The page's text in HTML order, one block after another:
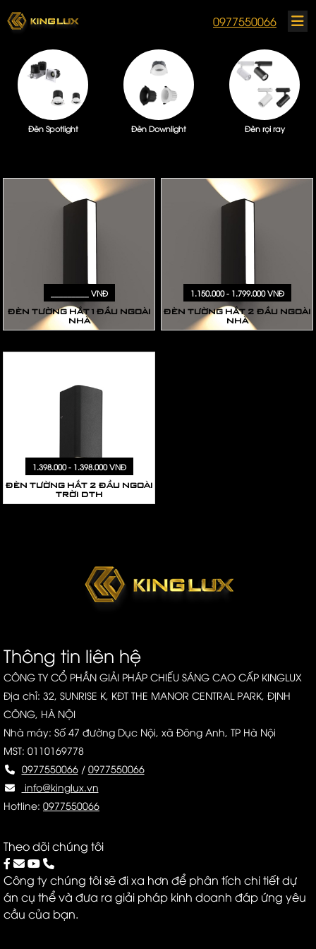
0977550066
Đèn Spotlight Đèn Downlight Đèn rọi ray
_________ VNĐ
ĐÈN TƯỜNG HẮT 1 ĐẦU NGOÀI
NHÀ
1.150.000 - 1.799.000 VNĐ
ĐÈN TƯỜNG HẮT 2 ĐẦU NGOÀI
NHÀ
1.398.000 - 1.398.000 VNĐ
ĐÈN TƯỜNG HẮT 2 ĐẦU NGOÀI
TRỜI DTH
Thông tin liên hệ
CÔNG TY CỔ PHẦN GIẢI PHÁP CHIẾU SÁNG CAO CẤP KINGLUX
Địa chỉ: 32, SUNRISE K, KĐT THE MANOR CENTRAL PARK, ĐỊNH
CÔNG, HÀ NỘI
Nhà máy: Số 47 đường Dục Nội, xã Đông Anh, TP Hà Nội
MST: 0110169778
0977550066/ 0977550066
info@kinglux.vn
Hotline: 0977550066
Theo dõi chúng tôi
Công ty chúng tôi sẽ đi xa hơn để phân tích chi tiết dự
án cụ thể và đưa ra giải pháp kinh doanh đáp ứng yêu
cầu của bạn.